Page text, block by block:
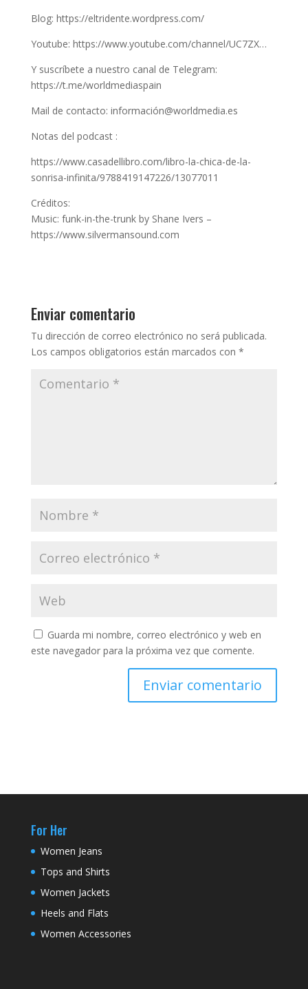
Blog: https://eltridente.wordpress.com/
Youtube: https://www.youtube.com/channel/UC7ZX…
Y suscríbete a nuestro canal de Telegram:
https://t.me/worldmediaspain
Mail de contacto: información@worldmedia.es
Notas del podcast :
https://www.casadellibro.com/libro-la-chica-de-la-
sonrisa-infinita/9788419147226/13077011
Créditos:
Music: funk-in-the-trunk by Shane Ivers –
https://www.silvermansound.com
Enviar comentario
Tu dirección de correo electrónico no será publicada.
Los campos obligatorios están marcados con *
Guarda mi nombre, correo electrónico y web en
este navegador para la próxima vez que comente.
For Her
Women Jeans
Tops and Shirts
Women Jackets
Heels and Flats
Women Accessories